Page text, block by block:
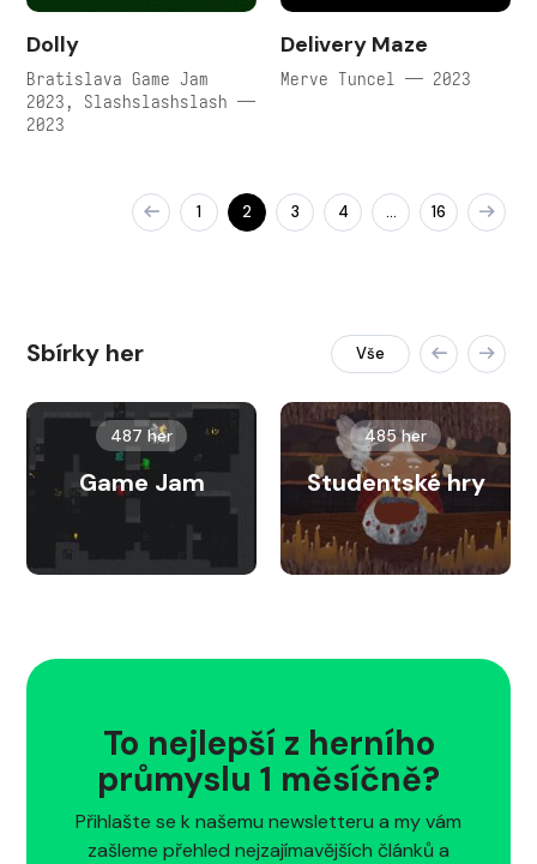
Dolly
Bratislava Game Jam
2023, Slashslashslash —
2023
Delivery Maze
Merve Tuncel — 2023
1 2 3 4 … 16
Sbírky her Vše
487 her
Game Jam
485 her
Studentské hry
To nejlepší z herního
průmyslu 1 měsíčně?
Přihlašte se k našemu newsletteru a my vám
zašleme přehled nejzajímavějších článků a